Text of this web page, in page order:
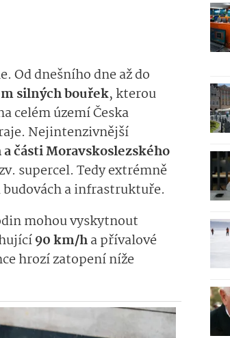
Od dnešního dne až do
silných bouřek, kterou
celém území Česka
Nejintenzivnější
části Moravskoslezského
supercel. Tedy extrémně
a infrastruktuře.
mohou vyskytnout
90 km/ha přívalové
hrozí zatopení níže